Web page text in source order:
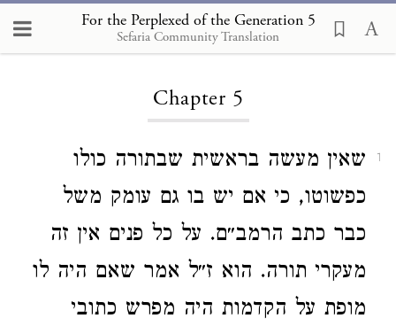
For the Perplexed of the Generation 5
Sefaria Community Translation
Loading...
Chapter 5
1
שאין מעשה בראשית שבתורה כולו
כפשוטו, כי אם יש בו גם עומק משל
כבר כתב הרמב״ם. על כל פנים אין זה
מעקרי תורה. הוא ז״ל אמר שאם היה לו
מופת על הקדמות היה מפרש כתובי